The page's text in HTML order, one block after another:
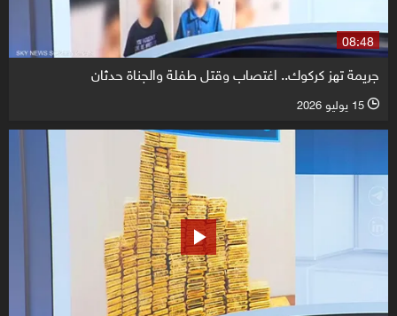
08:48
جريمة تهز كركوك.. اغتصاب وقتل طفلة والجناة حدثان
l 15 يوليو 2026